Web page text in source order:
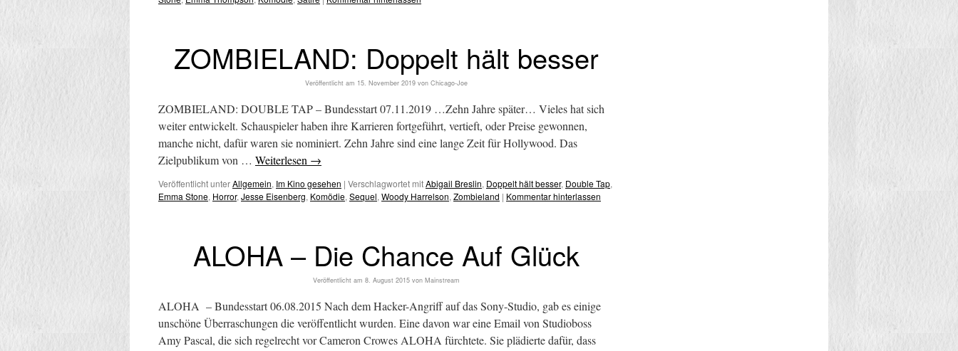
ZOMBIELAND: Doppelt hält besser
Veröffentlicht am 15. November 2019 von Chicago-Joe
ZOMBIELAND: DOUBLE TAP – Bundesstart 07.11.2019 …Zehn Jahre später… Vieles hat sich
weiter entwickelt. Schauspieler haben ihre Karrieren fortgeführt, vertieft, oder Preise gewonnen,
manche nicht, dafür waren sie nominiert. Zehn Jahre sind eine lange Zeit für Hollywood. Das
Zielpublikum von … Weiterlesen →
Veröffentlicht unterAllgemein, Im Kino gesehen | Verschlagwortet mitAbigail Breslin, Doppelt hält besser, Double Tap,
Emma Stone, Horror, Jesse Eisenberg, Komödie, Sequel, Woody Harrelson, Zombieland | Kommentar hinterlassen
ALOHA – Die Chance Auf Glück
Veröffentlicht am 8. August 2015 von Mainstream
ALOHA – Bundesstart 06.08.2015 Nach dem Hacker-Angriff auf das Sony-Studio, gab es einige
unschöne Überraschungen die veröffentlicht wurden. Eine davon war eine Email von Studioboss
Amy Pascal, die sich regelrecht vor Cameron Crowes ALOHA fürchtete. Sie plädierte dafür, dass